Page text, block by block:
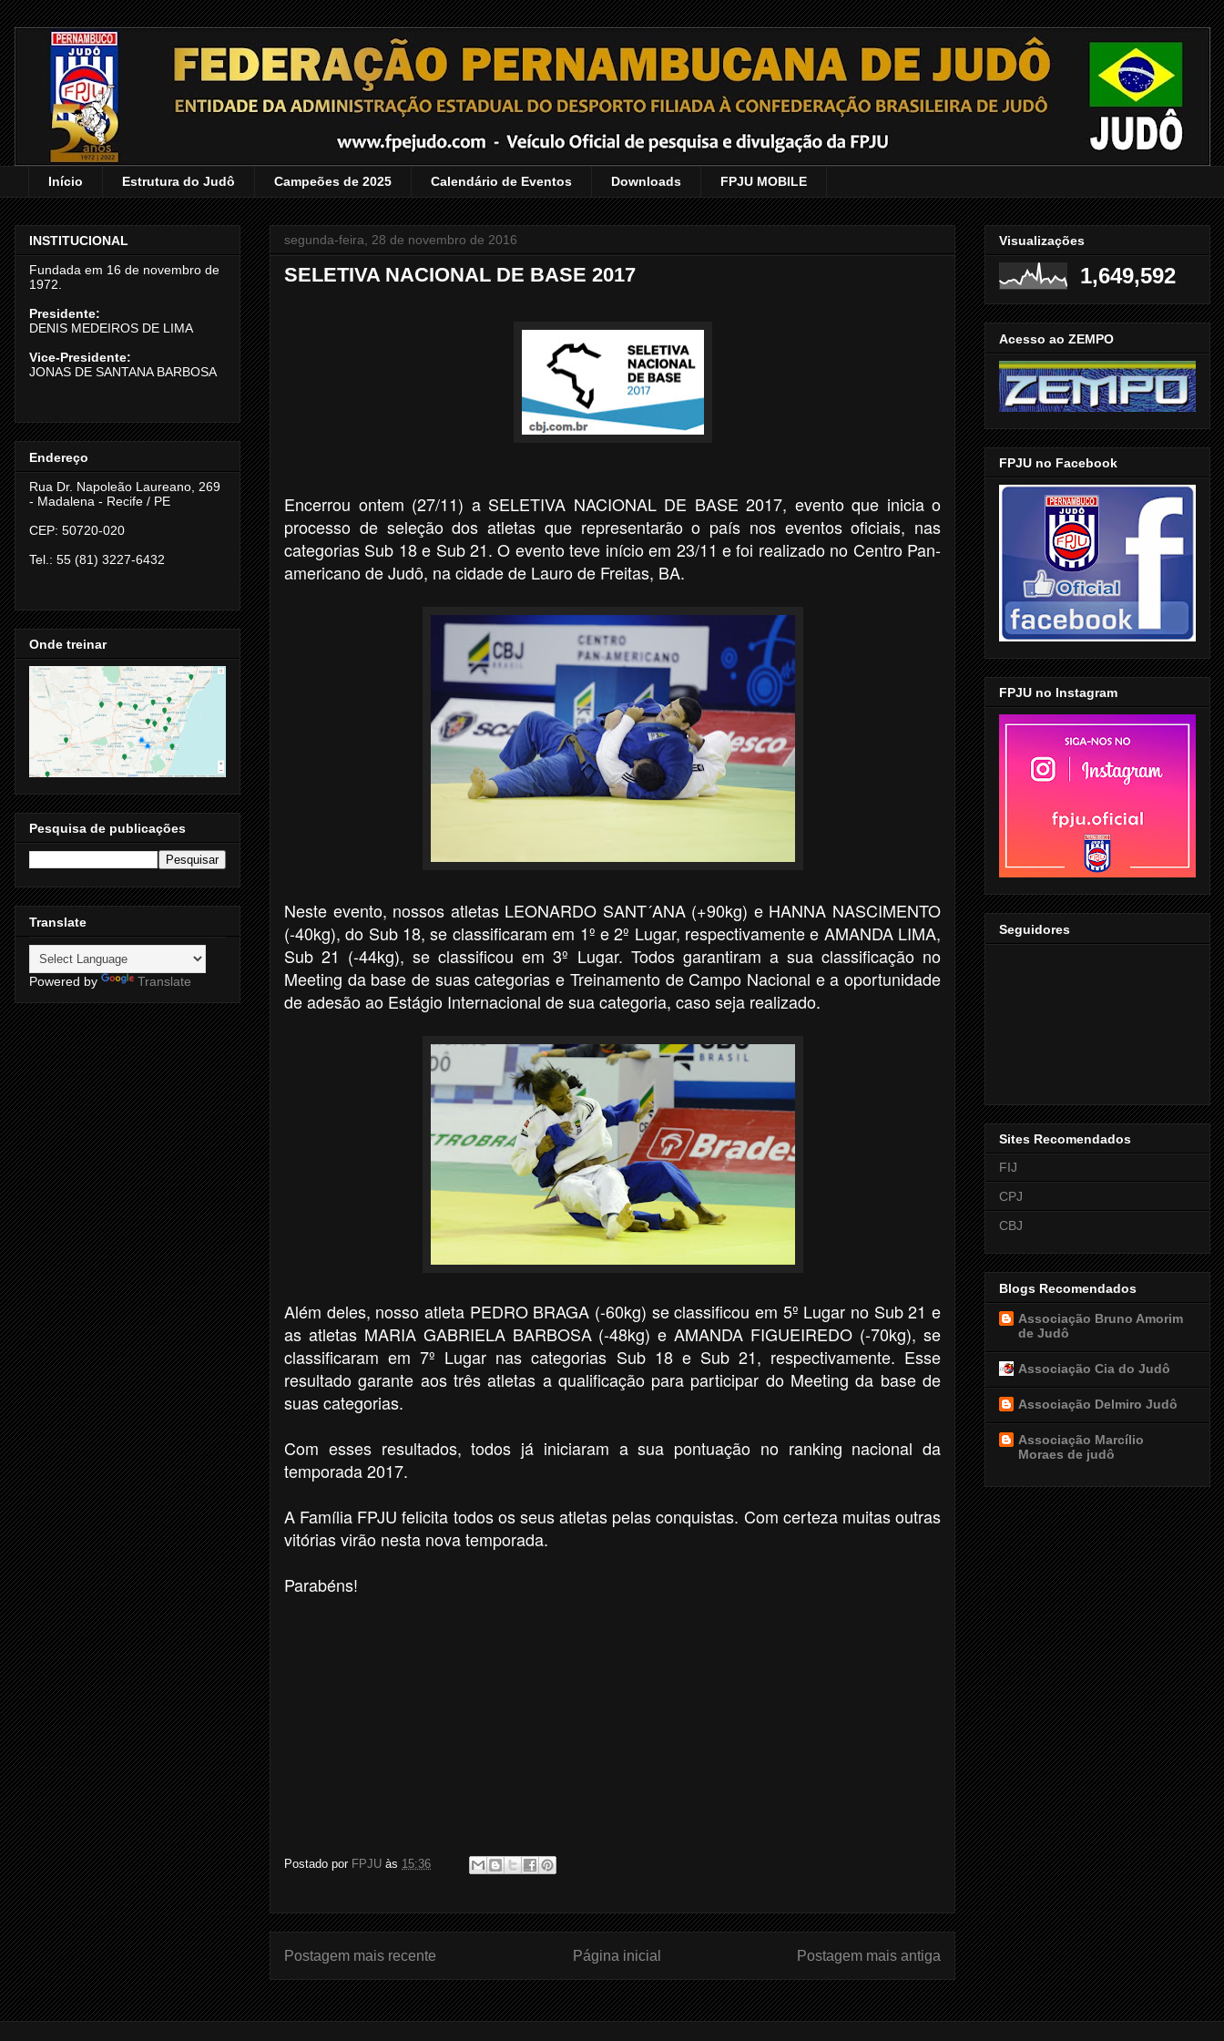
Início Estrutura do Judô Campeões de 2025 Calendário de Eventos Downloads FPJU MOBILE
segunda-feira, 28 de novembro de 2016
SELETIVA NACIONAL DE BASE 2017
Encerrou ontem (27/11) a SELETIVA NACIONAL DE BASE 2017, evento que inicia o
processo de seleção dos atletas que representarão o país nos eventos oficiais, nas
categorias Sub 18 e Sub 21. O evento teve início em 23/11 e foi realizado no Centro Pan-
americano de Judô, na cidade de Lauro de Freitas, BA.
Neste evento, nossos atletas LEONARDO SANT´ANA (+90kg) e HANNA NASCIMENTO
(-40kg), do Sub 18, se classificaram em 1º e 2º Lugar, respectivamente e AMANDA LIMA,
Sub 21 (-44kg), se classificou em 3º Lugar. Todos garantiram a sua classificação no
Meeting da base de suas categorias e Treinamento de Campo Nacional e a oportunidade
de adesão ao Estágio Internacional de sua categoria, caso seja realizado.
Além deles, nosso atleta PEDRO BRAGA (-60kg) se classificou em 5º Lugar no Sub 21 e
as atletas MARIA GABRIELA BARBOSA (-48kg) e AMANDA FIGUEIREDO (-70kg), se
classificaram em 7º Lugar nas categorias Sub 18 e Sub 21, respectivamente. Esse
resultado garante aos três atletas a qualificação para participar do Meeting da base de
suas categorias.
Com esses resultados, todos já iniciaram a sua pontuação no ranking nacional da
temporada 2017.
A Família FPJU felicita todos os seus atletas pelas conquistas. Com certeza muitas outras
vitórias virão nesta nova temporada.
Parabéns!
Postado por FPJU às 15:36
Postagem mais recente Postagem mais antiga
Página inicial
INSTITUCIONAL
Fundada em 16 de novembro de
1972.
Presidente:
DENIS MEDEIROS DE LIMA
Vice-Presidente:
JONAS DE SANTANA BARBOSA
Endereço
Rua Dr. Napoleão Laureano, 269
- Madalena - Recife / PE
CEP: 50720-020
Tel.: 55 (81) 3227-6432
Onde treinar
Pesquisa de publicações
Translate
Powered by Translate
Visualizações
1,649,592
Acesso ao ZEMPO
FPJU no Facebook
FPJU no Instagram
Seguidores
Sites Recomendados
FIJ
CPJ
CBJ
Blogs Recomendados
Associação Bruno Amorim
de Judô
Associação Cia do Judô
Associação Delmiro Judô
Associação Marcílio
Moraes de judô